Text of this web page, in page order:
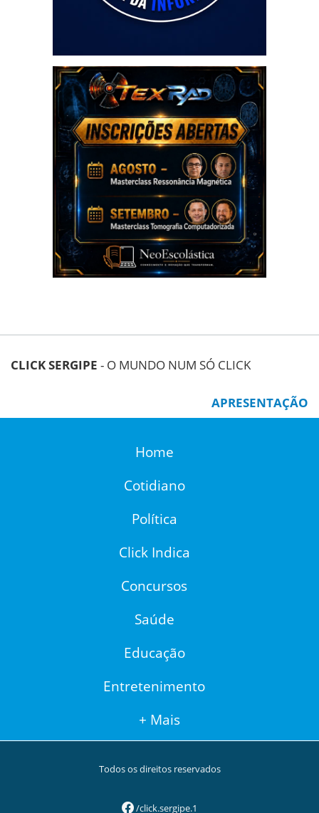
CLICK SERGIPE - O MUNDO NUM SÓ CLICK
APRESENTAÇÃO
Home
Cotidiano
Política
Click Indica
Concursos
Saúde
Educação
Entretenimento
+ Mais
Todos os direitos reservados
/click.sergipe.1